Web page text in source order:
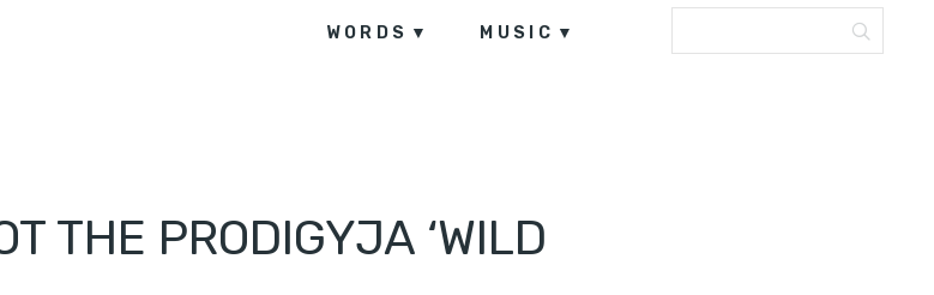
WORDS MUSIC
THE PRODIGYJA ‘WILD